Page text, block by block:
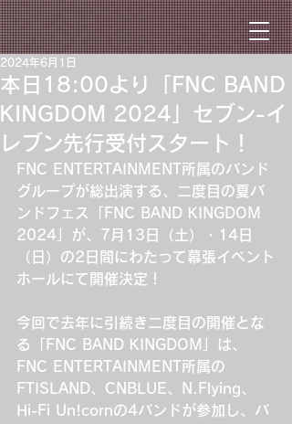
本日18:00より「FNC BAND
KINGDOM 2024」セブン-イ
レブン先行受付スタート！
2024年6月1日
FNC ENTERTAINMENT所属のバンド
グループが総出演する、二度目の夏バ
ンドフェス「FNC BAND KINGDOM
2024」が、7月13日（土）・14日
（日）の2日間にわたって幕張イベント
ホールにて開催決定！
今回で去年に引続き二度目の開催とな
る「FNC BAND KINGDOM」は、
FNC ENTERTAINMENT所属の
FTISLAND、CNBLUE、N.Flying、
Hi-Fi Un!cornの4バンドが参加し、バ